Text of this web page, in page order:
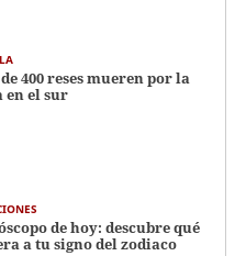
400 reses mueren por la
en el sur
de hoy: descubre qué
a tu signo del zodiaco